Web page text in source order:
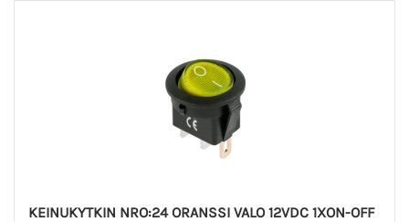
KEINUKYTKIN NRO:24 ORANSSI VALO 12VDC 1XON-OFF